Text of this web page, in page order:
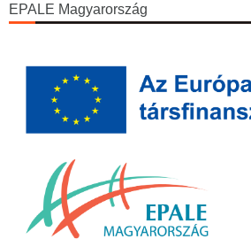
EPALE Magyarország